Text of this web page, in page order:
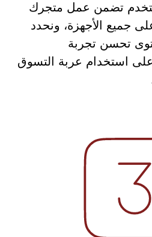
تضمن عمل متجرك
جميع الأجهزة، ونحدد
تحسن تجربة
استخدام عربة التسوق